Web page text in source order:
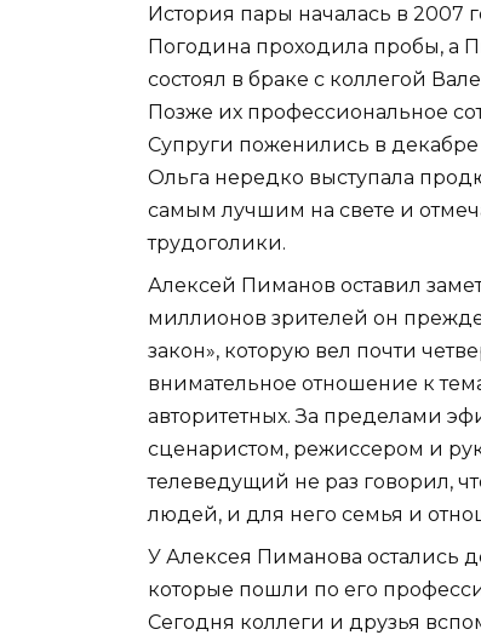
История пары началась в 2007
Погодина проходила пробы, а
состоял в браке с коллегой
Позже их профессиональное
Супруги поженились в
Ольга нередко выступала
самым лучшим на свете и
трудоголики.
Алексей Пиманов оставил
миллионов зрителей он
закон», которую вел почти
внимательное отношение к
авторитетных. За пределами
сценаристом, режиссером и
телеведущий не раз говорил,
людей, и для него семья и
У Алексея Пиманова остались
которые пошли по его
Сегодня коллеги и друзья